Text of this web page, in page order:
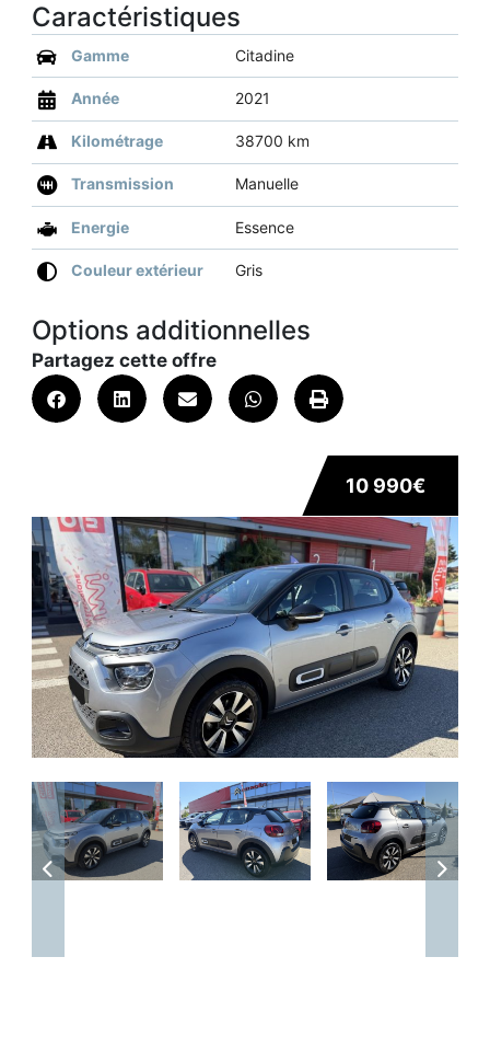
Caractéristiques
Gamme Citadine
Année 2021
Kilométrage 38700 km
Transmission Manuelle
Energie Essence
Couleur extérieur Gris
Options additionnelles
Partagez cette offre
10 990€